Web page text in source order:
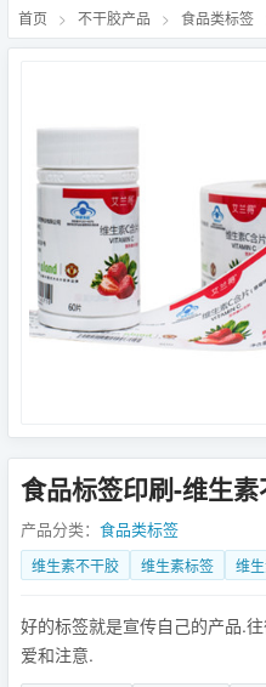
首页 > 不干胶产品 > 食品类标签
食品标签印刷-维生
产品分类： 食品类标签
维生素不干胶 维生素标签 维
好的标签就是宣传自己的产品.
爱和注意.